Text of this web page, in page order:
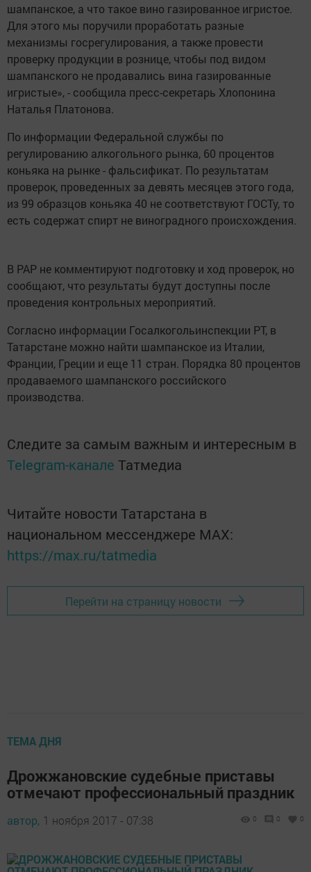
шампанское, а что такое вино газированное игристое.
Для этого мы поручили проработать разные
механизмы госрегулирования, а также провести
проверку продукции в рознице, чтобы под видом
шампанского не продавались вина газированные
игристые», - сообщила пресс-секретарь Хлопонина
Наталья Платонова.
По информации Федеральной службы по
регулированию алкогольного рынка, 60 процентов
коньяка на рынке - фальсификат. По результатам
проверок, проведенных за девять месяцев этого года,
из 99 образцов коньяка 40 не соответствуют ГОСТу, то
есть содержат спирт не виноградного происхождения.
В РАР не комментируют подготовку и ход проверок, но
сообщают, что результаты будут доступны после
проведения контрольных мероприятий.
Согласно информации Госалкогольинспекции РТ, в
Татарстане можно найти шампанское из Италии,
Франции, Греции и еще 11 стран. Порядка 80 процентов
продаваемого шампанского российского
производства.
Следите за самым важным и интересным в
Telegram-канале Татмедиа
Читайте новости Татарстана в
национальном мессенджере MАХ:
https://max.ru/tatmedia
Перейти на страницу новости
ТЕМА ДНЯ
Дрожжановские судебные приставы
отмечают профессиональный праздник
автор, 1 ноября 2017 - 07:38 0 0 0